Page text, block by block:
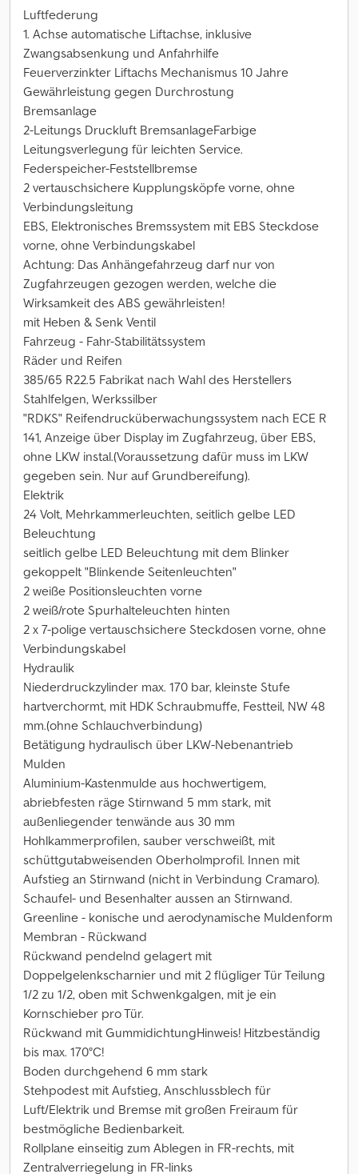
Luftfederung
1. Achse automatische Liftachse, inklusive
Zwangsabsenkung und Anfahrhilfe
Feuerverzinkter Liftachs Mechanismus 10 Jahre
Gewährleistung gegen Durchrostung
Bremsanlage
2-Leitungs Druckluft BremsanlageFarbige
Leitungsverlegung für leichten Service.
Federspeicher-Feststellbremse
2 vertauschsichere Kupplungsköpfe vorne, ohne
Verbindungsleitung
EBS, Elektronisches Bremssystem mit EBS Steckdose
vorne, ohne Verbindungskabel
Achtung: Das Anhängefahrzeug darf nur von
Zugfahrzeugen gezogen werden, welche die
Wirksamkeit des ABS gewährleisten!
mit Heben & Senk Ventil
Fahrzeug - Fahr-Stabilitätssystem
Räder und Reifen
385/65 R22.5 Fabrikat nach Wahl des Herstellers
Stahlfelgen, Werkssilber
"RDKS" Reifendrucküberwachungssystem nach ECE R
141, Anzeige über Display im Zugfahrzeug, über EBS,
ohne LKW instal.(Voraussetzung dafür muss im LKW
gegeben sein. Nur auf Grundbereifung).
Elektrik
24 Volt, Mehrkammerleuchten, seitlich gelbe LED
Beleuchtung
seitlich gelbe LED Beleuchtung mit dem Blinker
gekoppelt "Blinkende Seitenleuchten"
2 weiße Positionsleuchten vorne
2 weiß/rote Spurhalteleuchten hinten
2 x 7-polige vertauschsichere Steckdosen vorne, ohne
Verbindungskabel
Hydraulik
Niederdruckzylinder max. 170 bar, kleinste Stufe
hartverchormt, mit HDK Schraubmuffe, Festteil, NW 48
mm.(ohne Schlauchverbindung)
Betätigung hydraulisch über LKW-Nebenantrieb
Mulden
Aluminium-Kastenmulde aus hochwertigem,
abriebfesten räge Stirnwand 5 mm stark, mit
außenliegender tenwände aus 30 mm
Hohlkammerprofilen, sauber verschweißt, mit
schüttgutabweisenden Oberholmprofil. Innen mit
Aufstieg an Stirnwand (nicht in Verbindung Cramaro).
Schaufel- und Besenhalter aussen an Stirnwand.
Greenline - konische und aerodynamische Muldenform
Membran - Rückwand
Rückwand pendelnd gelagert mit
Doppelgelenkscharnier und mit 2 flügliger Tür Teilung
1/2 zu 1/2, oben mit Schwenkgalgen, mit je ein
Kornschieber pro Tür.
Rückwand mit GummidichtungHinweis! Hitzbeständig
bis max. 170°C!
Boden durchgehend 6 mm stark
Stehpodest mit Aufstieg, Anschlussblech für
Luft/Elektrik und Bremse mit großen Freiraum für
bestmögliche Bedienbarkeit.
Rollplane einseitig zum Ablegen in FR-rechts, mit
Zentralverriegelung in FR-links